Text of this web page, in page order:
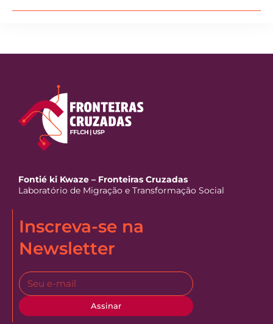
Fontié ki Kwaze – Fronteiras Cruzadas
Laboratório de Migração e Transformação Social
Inscreva-se na
Newsletter
Assinar